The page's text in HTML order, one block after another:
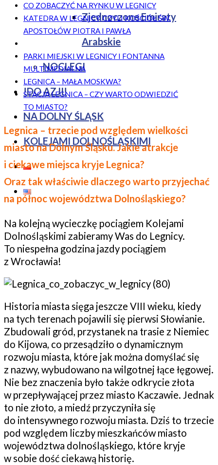
Zjednoczone Emiraty
Arabskie
NOCLEGI
!DO AZJI!
NA DOLNY ŚLĄSK
KOLEJAMI DOLNOŚLĄSKIMI
CO ZOBACZYĆ NA RYNKU W LEGNICY
KATEDRA W LEGNICY, CZYLI KOŚCIÓŁ ŚW.
APOSTOŁÓW PIOTRA I PAWŁA
PARKI MIEJSKI W LEGNICY I FONTANNA
MULTIMEDIALNA
LEGNICA – MAŁA MOSKWA?
STACJA LEGNICA – CZY WARTO ODWIEDZIĆ
TO MIASTO?
Legnica – trzecie pod względem wielkości
miasto na Dolnym Śląsku. Jakie atrakcje
i ciekawe miejsca kryje Legnica?
Oraz tak właściwie dlaczego warto przyjechać
na północ województwa Dolnośląskiego?
Na kolejną wycieczkę pociągiem Kolejami
Dolnośląskimi zabieramy Was do Legnicy.
To niespełna godzina jazdy pociągiem
z Wrocławia!
Historia miasta sięga jeszcze VIII wieku, kiedy
na tych terenach pojawili się pierwsi Słowianie.
Zbudowali gród, przystanek na trasie z Niemiec
do Kijowa, co przesądziło o dynamicznym
rozwoju miasta, które jak można domyślać się
z nazwy, wybudowano na wilgotnej łące łęgowej.
Nie bez znaczenia było także odkrycie złota
w przepływającej przez miasto Kaczawie. Jednak
to nie złoto, a miedź przyczyniła się
do intensywnego rozwoju miasta. Dziś to trzecie
pod względem liczby mieszkańców miasto
województwa dolnośląskiego, które kryje
w sobie dość ciekawą historię.